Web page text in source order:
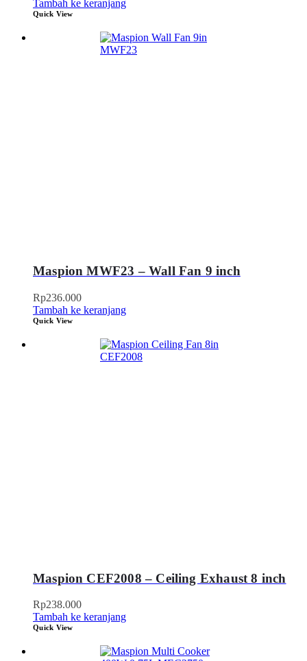
Tambah ke keranjang
Quick View
Maspion MWF23 – Wall Fan 9 inch
Rp236.000
Tambah ke keranjang
Quick View
Maspion CEF2008 – Ceiling Exhaust 8 inch
Rp238.000
Tambah ke keranjang
Quick View